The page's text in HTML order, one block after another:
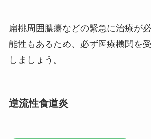
扁桃周囲膿瘍などの緊急に治療が
能性もあるため、必ず医療機関を
しましょう。
逆流性食道炎